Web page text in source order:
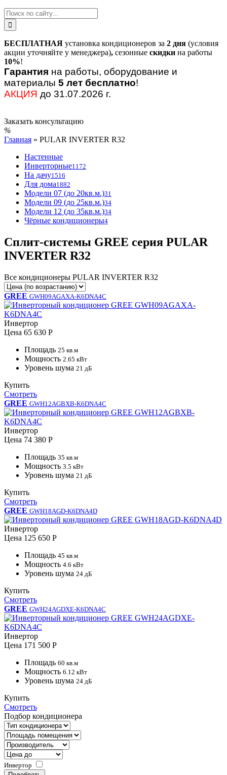
БЕСПЛАТНАЯ установка кондиционеров за 2 дня (условия
акции уточняйте у менеджера), сезонные скидки на работы
10%!
Гарантия на работы, оборудование и
материалы 5 лет бесплатно!
АКЦИЯ до 31.07.2026 г.
Заказать консультацию
Главная » PULAR INVERTER R32
Настенные
Инверторные1172
На дачу1516
Для дома1882
Модели 07 (до 20кв.м.)31
Модели 09 (до 25кв.м.)34
Модели 12 (до 35кв.м.)34
Чёрные кондиционеры4
Сплит-системы GREE серия PULAR
INVERTER R32
Все кондиционеры PULAR INVERTER R32
GREE GWH09AGAXA-K6DNA4C
Инвертор
Цена 65 630 Р
Площадь 25 кв.м
Мощность 2.65 кВт
Уровень шума 21 дБ
Купить
Смотреть
GREE GWH12AGBXB-K6DNA4C
Инвертор
Цена 74 380 Р
Площадь 35 кв.м
Мощность 3.5 кВт
Уровень шума 21 дБ
Купить
Смотреть
GREE GWH18AGD-K6DNA4D
Инвертор
Цена 125 650 Р
Площадь 45 кв.м
Мощность 4.6 кВт
Уровень шума 24 дБ
Купить
Смотреть
GREE GWH24AGDXE-K6DNA4C
Инвертор
Цена 171 500 Р
Площадь 60 кв.м
Мощность 6.12 кВт
Уровень шума 24 дБ
Купить
Смотреть
Подбор кондиционера
Инвертор